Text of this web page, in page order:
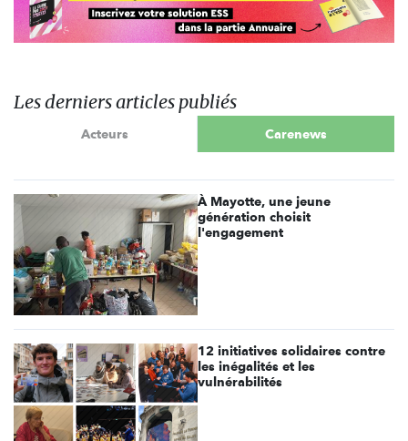
Les derniers articles publiés
Acteurs Carenews
À Mayotte, une jeune
génération choisit
l'engagement
12 initiatives solidaires contre
les inégalités et les
vulnérabilités